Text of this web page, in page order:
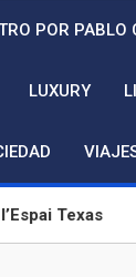
POR PABLO
LUXURY